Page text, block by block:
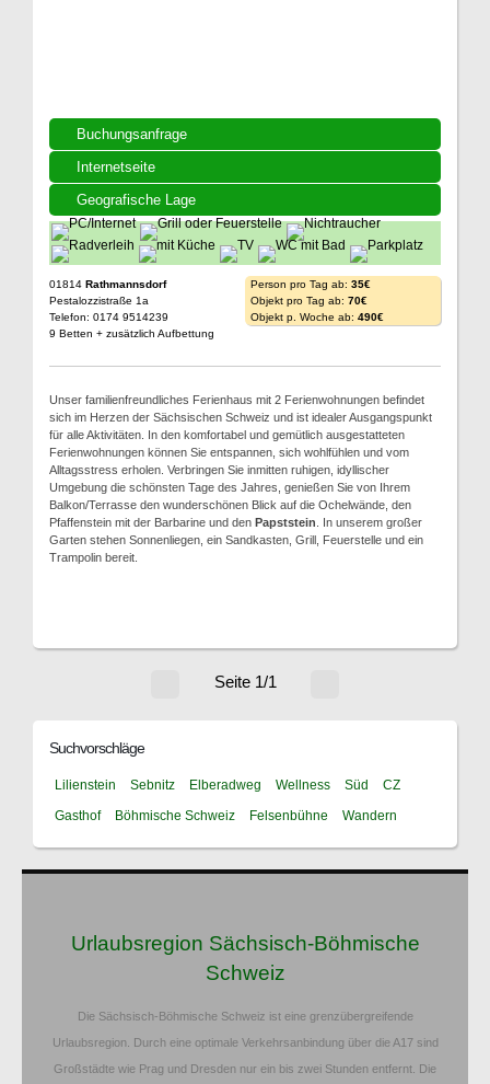
Buchungsanfrage
Internetseite
Geografische Lage
01814 Rathmannsdorf
Pestalozzistraße 1a
Telefon: 0174 9514239
9 Betten + zusätzlich Aufbettung
Person pro Tag ab: 35€
Objekt pro Tag ab: 70€
Objekt p. Woche ab: 490€
Unser familienfreundliches Ferienhaus mit 2 Ferienwohnungen befindet
sich im Herzen der Sächsischen Schweiz und ist idealer Ausgangspunkt
für alle Aktivitäten. In den komfortabel und gemütlich ausgestatteten
Ferienwohnungen können Sie entspannen, sich wohlfühlen und vom
Alltagsstress erholen. Verbringen Sie inmitten ruhigen, idyllischer
Umgebung die schönsten Tage des Jahres, genießen Sie von Ihrem
Balkon/Terrasse den wunderschönen Blick auf die Ochelwände, den
Pfaffenstein mit der Barbarine und den Papststein . In unserem großer
Garten stehen Sonnenliegen, ein Sandkasten, Grill, Feuerstelle und ein
Trampolin bereit.
Seite 1/1
Suchvorschläge
Lilienstein Sebnitz Elberadweg Wellness Süd
CZ
Gasthof
Böhmische Schweiz Felsenbühne Wandern
Urlaubsregion Sächsisch-Böhmische
Schweiz
Die Sächsisch-Böhmische Schweiz ist eine grenzübergreifende
Urlaubsregion. Durch eine optimale Verkehrsanbindung über die A17 sind
Großstädte wie Prag und Dresden nur ein bis zwei Stunden entfernt. Die